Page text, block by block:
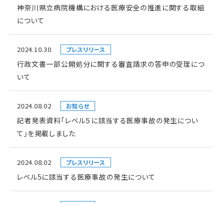
神奈川県立病院機構における医療安全の推進に関する取組
について
2024.10.30 プレスリリース
行政文書一部公開処分に関する審査請求の答申の受理につ
いて
2024.08.02 お知らせ
記者発表資料「レベル５に該当する医療事故の発生につい
て」を掲載しました
2024.08.02 プレスリリース
レベル5に該当する医療事故の発生について